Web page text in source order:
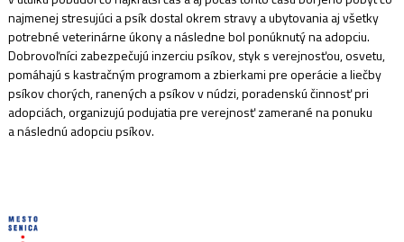
najmenej stresujúci a psík dostal okrem stravy a ubytovania aj všetky
potrebné veterinárne úkony a následne bol ponúknutý na adopciu.
Dobrovoľníci zabezpečujú inzerciu psíkov, styk s verejnosťou, osvetu,
pomáhajú s kastračným programom a zbierkami pre operácie a liečby
psíkov chorých, ranených a psíkov v núdzi, poradenskú činnosť pri
adopciách, organizujú podujatia pre verejnosť zamerané na ponuku
a následnú adopciu psíkov.